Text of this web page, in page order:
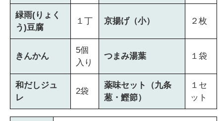
緑雨(りょく
う)豆腐
１丁 京揚げ（小） ２枚
きんかん
5個
入り
つまみ湯葉 １袋
和だしジュ
レ
2袋
薬味セット（九条
葱・鰹節）
１セ
ット